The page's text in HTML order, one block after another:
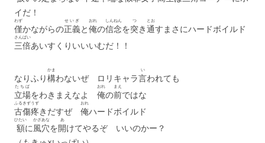
イだ！
僅
わず
かながらの正義
せいぎ
と俺
おれ
の信念
しんねん
を突
つ
き通
とお
すまさにハードボイルド
三倍
さんばい
あいすくりいいいむだ！！
なりふり構
かま
わないぜ ロリキャラ言
い
われても
立場
たちば
をわきまえなよ 俺
おれ
の前
まえ
ではな
古傷
ふるきず
疼
うず
きだすぜ 俺
おれ
ハードボイルド
額
ひたい
に風穴
かざあな
を開
あ
けてやるぞ いいのかー？